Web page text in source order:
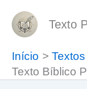
para
conteúdo
Texto
Início
Texto Bíblico